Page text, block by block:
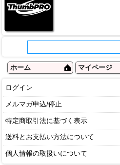
ホーム マイページ
ログイン
メルマガ申込/停止
特定商取引法に基づく表示
送料とお支払い方法について
個人情報の取扱いについて